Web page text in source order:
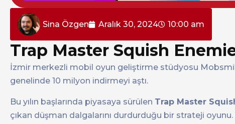
Sina Özgen Aralık 30, 2024 10:00 am
Trap Master Squish
İzmir merkezli mobil oyun geliştirme stüdyosu
genelinde 10 milyon indirmeyi aştı.
Bu yılın başlarında piyasaya sürülen Trap Master
çıkan düşman dalgalarını durdurduğu bir strateji